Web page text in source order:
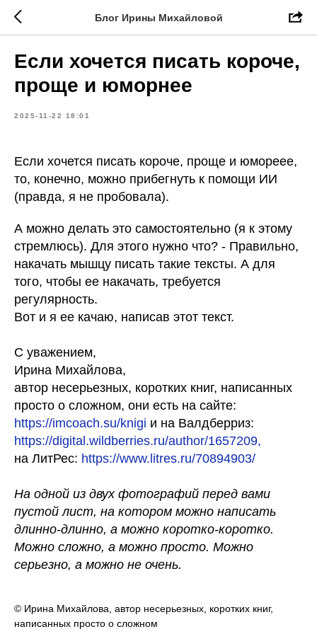
Блог Ирины Михайловой
Если хочется писать короче,
проще и юморнее
2025-11-22 18:01
Если хочется писать короче, проще и юмореее,
то, конечно, можно прибегнуть к помощи ИИ
(правда, я не пробовала).
А можно делать это самостоятельно (я к этому
стремлюсь). Для этого нужно что? - Правильно,
накачать мышцу писать такие тексты. А для
того, чтобы ее накачать, требуется
регулярность.
Вот и я ее качаю, написав этот текст.
С уважением,
Ирина Михайлова,
автор несерьезных, коротких книг, написанных
просто о сложном, они есть на сайте:
https://imcoach.su/knigi и на Валдберриз:
https://digital.wildberries.ru/author/1657209,
на ЛитРес: https://www.litres.ru/70894903/
На одной из двух фотографий перед вами
пустой лист, на котором можно написать
длинно-длинно, а можно коротко-коротко.
Можно сложно, а можно просто. Можно
серьезно, а можно не очень.
© Ирина Михайлова, автор несерьезных, коротких книг,
написанных просто о сложном